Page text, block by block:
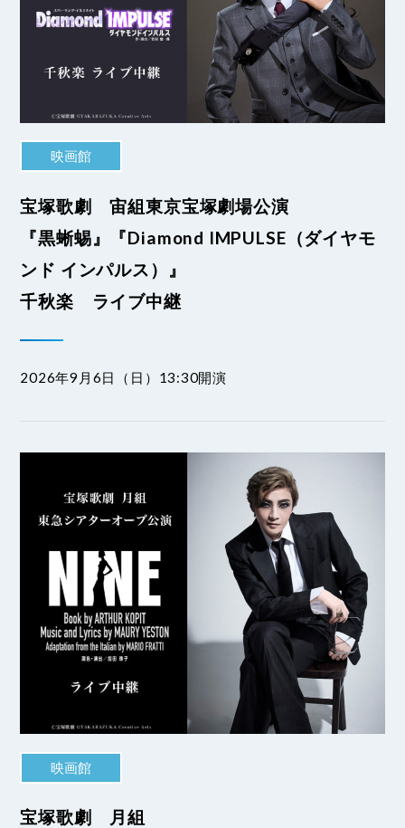
映画館
宝塚歌劇 宙組東京宝塚劇場公演
『黒蜥蜴』『Diamond IMPULSE（ダイヤモ
ンド インパルス）』
千秋楽 ライブ中継
2026年9月6日（日）13:30開演
映画館
宝塚歌劇 月組